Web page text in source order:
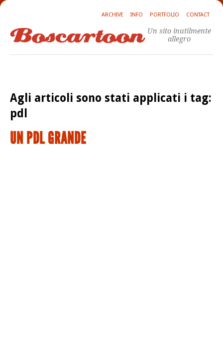
ARCHIVE INFO PORTFOLIO CONTACT
Un sito inutilmente
allegro
Agli articoli sono stati applicati i tag:
pdl
UN PDL GRANDE